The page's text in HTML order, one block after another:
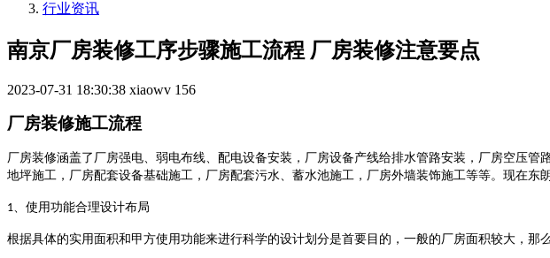
行业资讯
南京厂房装修工序步骤施工流程 厂房装修注意要点
2023-07-31 18:30:38 xiaowv 156
厂房装修施工流程
厂房装修涵盖了厂房强电、弱电布线、配电设备安装，厂房设备产线给排水管路安装，厂房空压
地坪施工，厂房配套设备基础施工，厂房配套污水、蓄水池施工，厂房外墙装饰施工等等。现在
1 、使用功能合理设计布局
根据具体的实用面积和甲方使用功能来进行科学的设计划分是首要目的，一般的厂房面积较大，那